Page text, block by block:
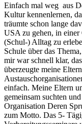
Einfach mal weg aus
Kultur kennenlernen,
träumte schon lange
USA zu gehen, in einer
(Schul-) Alltag zu
Schule über das
mir war schnell klar,
überzeugte meine
einfach. Meine Eltern
gemeinsam suchten
Organisation Deren
zum Motto. Das 5-